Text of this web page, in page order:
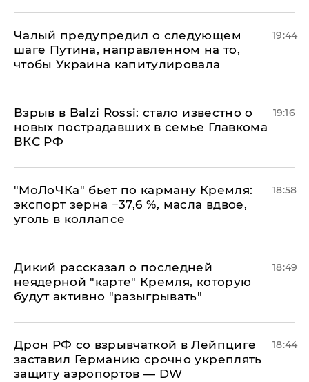
Чалый предупредил о следующем
шаге Путина, направленном на то,
чтобы Украина капитулировала
19:44
Взрыв в Balzi Rossi: стало известно о
новых пострадавших в семье Главкома
ВКС РФ
19:16
​"МоЛоЧКа" бьет по карману Кремля:
экспорт зерна −37,6 %, масла вдвое,
уголь в коллапсе
18:58
Дикий рассказал о последней
неядерной "карте" Кремля, которую
будут активно "разыгрывать"
18:49
​Дрон РФ со взрывчаткой в Лейпциге
заставил Германию срочно укреплять
защиту аэропортов — DW
18:44